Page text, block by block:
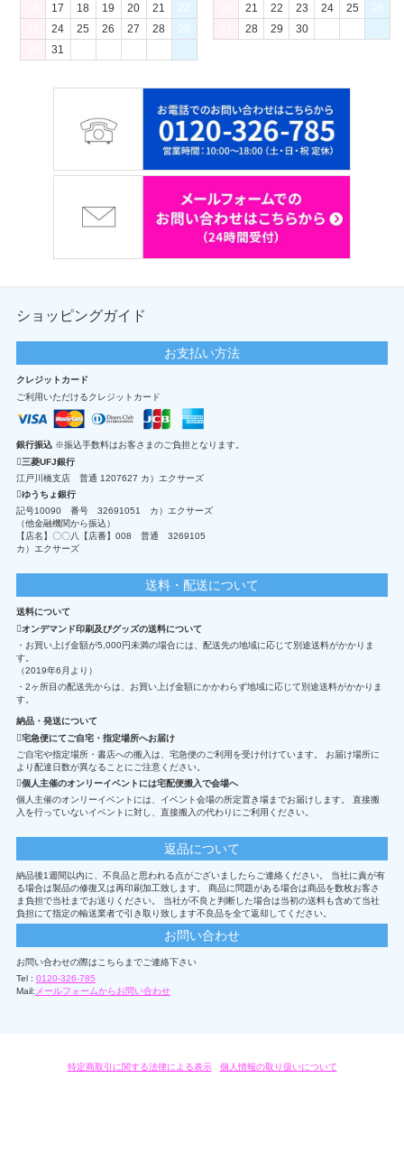
17 18 19 20 21
22
24 25 26 27 28
29
31
21 22 23 24 25
26
28 29 30
ショッピングガイド
お支払い方法
クレジットカード
ご利用いただけるクレジットカード
銀行振込 ※振込手数料はお客さまのご負担となります。
三菱UFJ銀行
江戸川橋支店 普通 1207627 カ）エクサーズ
ゆうちょ銀行
記号10090 番号 32691051 カ）エクサーズ
（他金融機関から振込）
【店名】〇〇八【店番】008 普通 3269105
カ）エクサーズ
送料・配送について
送料について
オンデマンド印刷及びグッズの送料について
・お買い上げ金額が5,000円未満の場合には、配送先の地域に応じて別途送料がかかりま
す。
（2019年6月より）
・2ヶ所目の配送先からは、お買い上げ金額にかかわらず地域に応じて別途送料がかかりま
す。
納品・発送について
宅急便にてご自宅・指定場所へお届け
ご自宅や指定場所・書店への搬入は、宅急便のご利用を受け付けています。 お届け場所に
より配達日数が異なることにご注意ください。
個人主催のオンリーイベントには宅配便搬入で会場へ
個人主催のオンリーイベントには、イベント会場の所定置き場までお届けします。 直接搬
入を行っていないイベントに対し、直接搬入の代わりにご利用ください。
返品について
納品後1週間以内に、不良品と思われる点がございましたらご連絡ください。 当社に責が有
る場合は製品の修復又は再印刷加工致します。 商品に問題がある場合は商品を数枚お客さ
ま負担で当社までお送りください。 当社が不良と判断した場合は当初の送料も含めて当社
負担にて指定の輸送業者で引き取り致します不良品を全て返却してください。
お問い合わせ
お問い合わせの際はこちらまでご連絡下さい
Tel : 0120-326-785
Mail: メールフォームからお問い合わせ
特定商取引に関する法律による表示/ 個人情報の取り扱いについて